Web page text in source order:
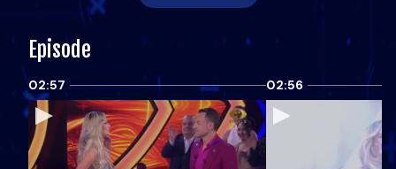
Episode
02:57 02:56